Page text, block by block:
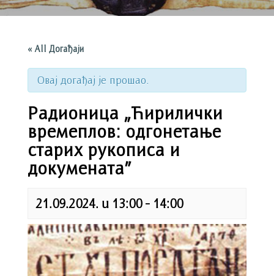
« All Догађаји
Овај догађај је прошао.
Радионица „Ћирилички
времеплов: одгонетање
старих рукописа и
докумената”
21.09.2024. u 13:00- 14:00